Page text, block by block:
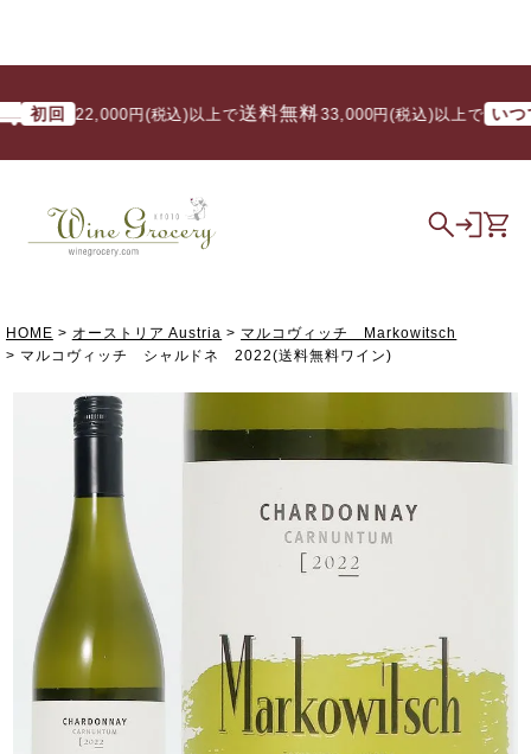
回 22,000円(税込)以上で送料無料/ 33,000円(税込)以上で いつでも
HOME オーストリア Austria
マルコヴィッチ Markowitsch
マルコヴィッチ シャルドネ 2022(送料無料ワイン)